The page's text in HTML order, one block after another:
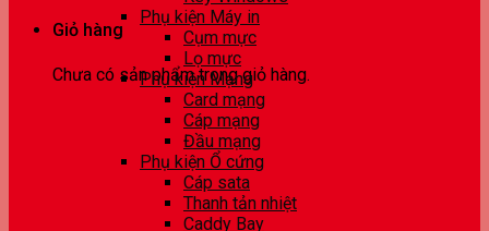
Giỏ hàng
Chưa có sản phẩm trong giỏ hàng.
Phụ kiện Máy in
Cụm mực
Lọ mực
Phụ kiện Mạng
Card mạng
Cáp mạng
Đầu mạng
Phụ kiện Ổ cứng
Cáp sata
Thanh tản nhiệt
Caddy Bay